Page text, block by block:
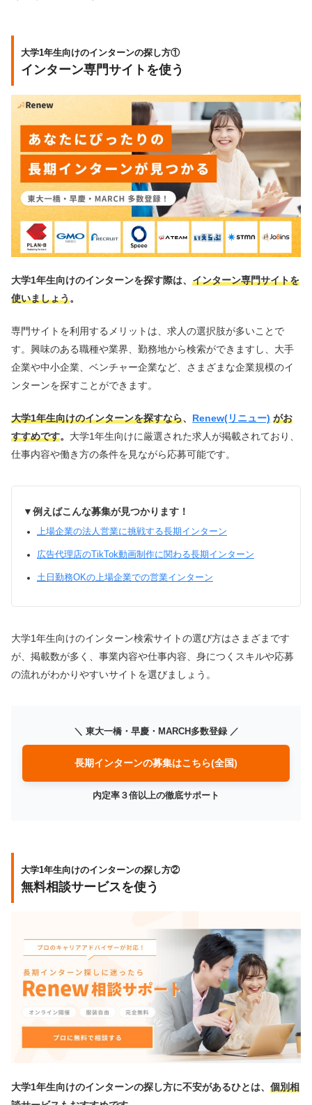
大学1年生向けのインターンの探し方①
インターン専門サイトを使う
大学1年生向けのインターンを探す際は、 インターン専門サイトを
使いましょう。
専門サイトを利用するメリットは、求人の選択肢が多いことで
す。興味のある職種や業界、勤務地から検索ができますし、大手
企業や中小企業、ベンチャー企業など、さまざまな企業規模のイ
ンターンを探すことができます。
大学1年生向けのインターンを探すなら、 Renew(リニュー) がお
すすめです。 大学1年生向けに厳選された求人が掲載されており、
仕事内容や働き方の条件を見ながら応募可能です。
▼例えばこんな募集が見つかります！
上場企業の法人営業に挑戦する長期インターン
広告代理店のTikTok動画制作に関わる長期インターン
土日勤務OKの上場企業での営業インターン
大学1年生向けのインターン検索サイトの選び方はさまざまです
が、掲載数が多く、事業内容や仕事内容、身につくスキルや応募
の流れがわかりやすいサイトを選びましょう。
＼ 東大一橋・早慶・MARCH多数登録 ／
長期インターンの募集はこちら(全国)
内定率３倍以上の徹底サポート
大学1年生向けのインターンの探し方②
無料相談サービスを使う
大学1年生向けのインターンの探し方に不安があるひとは、 個別相